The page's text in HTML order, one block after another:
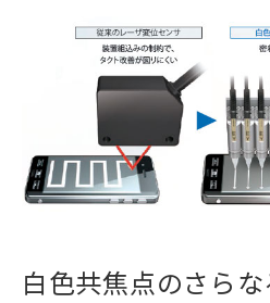
白色共焦点のさら